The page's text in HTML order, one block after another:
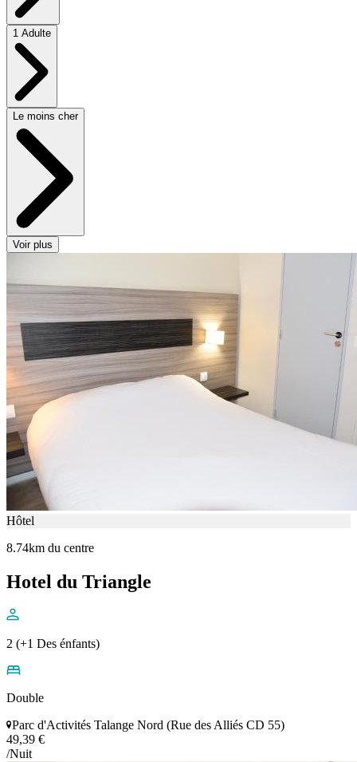
1 Adulte
Le moins cher
Voir plus
Hôtel
8.74km du centre
Hotel du Triangle
2 (+1 Des énfants)
Double
Parc d'Activités Talange Nord (Rue des Alliés CD 55)
49,39 €
/Nuit